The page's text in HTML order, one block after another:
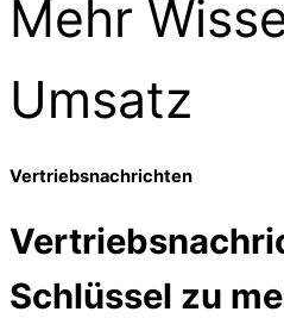
Mehr
Umsatz
Vertriebsnachrichten
Schlüssel zu